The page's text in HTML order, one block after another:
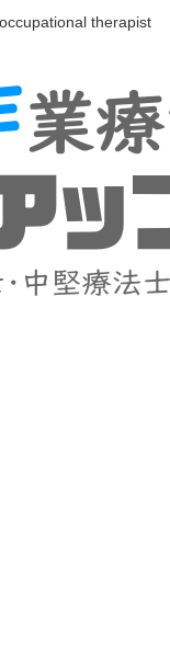
therapist